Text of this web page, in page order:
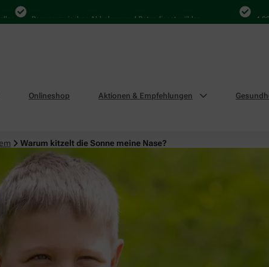
Bequem zwischen Abholung und Botendienst wählen 4.000
Onlineshop Aktionen & Empfehlungen
Warum kitzelt die Sonne meine Nase?